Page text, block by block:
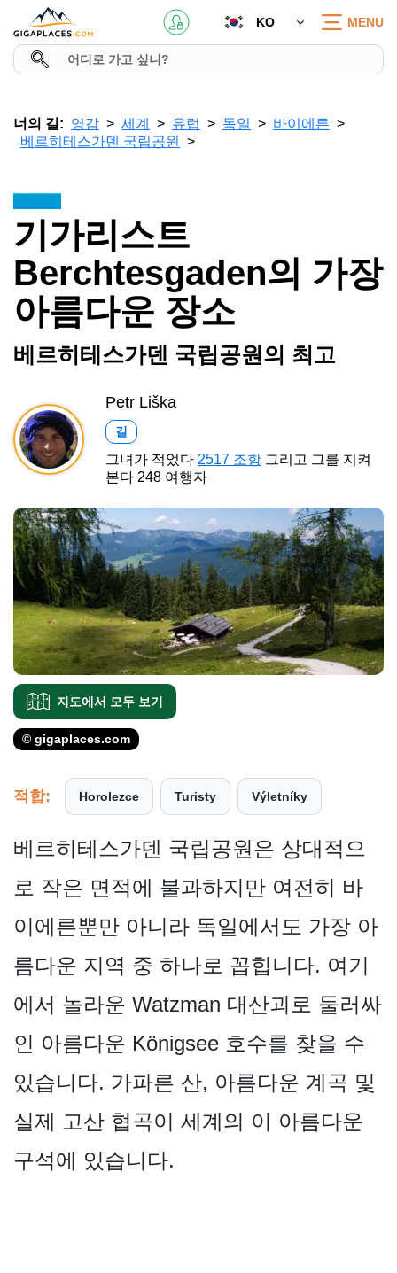
KO MENU
너의 길: 영감 세계 유럽 독일
바이에른
베르히테스가덴 국립공원
기가리스트
Berchtesgaden의 가장
아름다운 장소
베르히테스가덴 국립공원의 최고
Petr Liška
길
그녀가 적었다 2517 조항 그리고 그를 지켜
본다 248 여행자
지도에서 모두 보기
© gigaplaces.com
적합: Horolezce Turisty Výletníky
베르히테스가덴 국립공원은 상대적으
로 작은 면적에 불과하지만 여전히 바
이에른뿐만 아니라 독일에서도 가장 아
름다운 지역 중 하나로 꼽힙니다. 여기
에서 놀라운 Watzman 대산괴로 둘러싸
인 아름다운 Königsee 호수를 찾을 수
있습니다. 가파른 산, 아름다운 계곡 및
실제 고산 협곡이 세계의 이 아름다운
구석에 있습니다.